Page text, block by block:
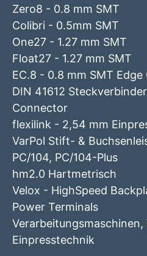
Zero8 - 0.8 mm SMT
Colibri - 0.5mm SMT
One27 - 1.27 mm SMT
Float27 - 1.27 mm SMT
EC.8 - 0.8 mm SMT Edge
DIN 41612
Connector
flexilink - 2,54 mm
VarPol Stift- &
PC/104, PC/104-Plus
hm2.0 Hartmetrisch
Velox - HighSpeed
Power Terminals
Verarbeitungsmaschinen,
Einpresstechnik